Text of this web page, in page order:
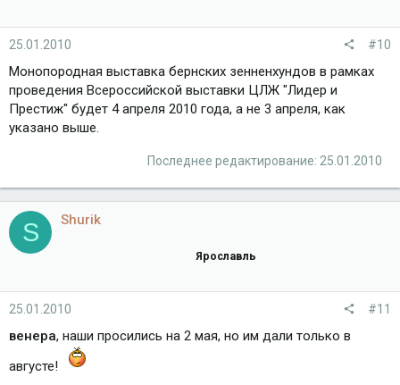
25.01.2010 #10
Монопородная выставка бернских зенненхундов в рамках
проведения Всероссийской выставки ЦЛЖ "Лидер и
Престиж" будет 4 апреля 2010 года, а не 3 апреля, как
указано выше.
Последнее редактирование: 25.01.2010
S Shurik
Ярославль
25.01.2010 #11
венера, наши просились на 2 мая, но им дали только в
августе!